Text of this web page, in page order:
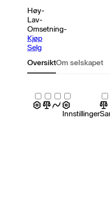
Høy-
Lav-
Omsetning-
Kjøp
Selg
OversiktOm selskapet
Innstillinger